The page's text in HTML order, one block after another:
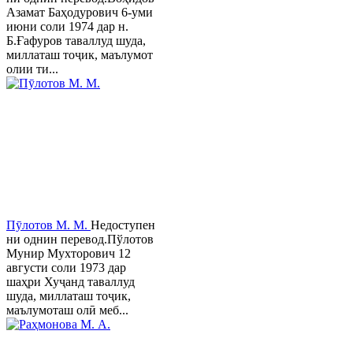
Азамат Баҳодурович 6-уми
июни соли 1974 дар н.
Б.Ғафуров таваллуд шуда,
миллаташ тоҷик, маълумот
олии ти...
Пӯлотов М. М. Недоступен
ни однин перевод.Пўлотов
Мунир Мухторович 12
августи соли 1973 дар
шаҳри Хуҷанд таваллуд
шуда, миллаташ тоҷик,
маълумоташ олӣ меб...